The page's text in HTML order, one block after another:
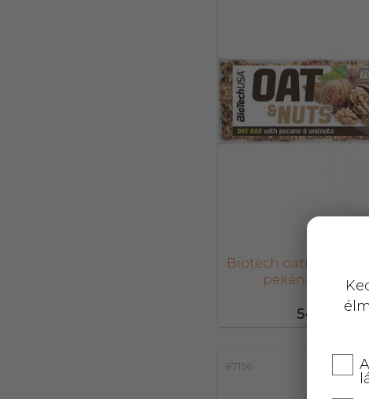
547,-
Biotech oatnuts
pekándiós 70 g
87156